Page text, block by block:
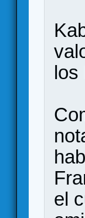
los
el